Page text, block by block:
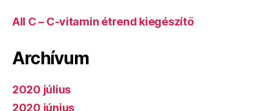
All C – C-vitamin étrend kiegészítő
Archívum
2020 július
2020 június